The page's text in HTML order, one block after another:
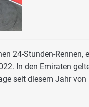
24-Stunden-
In den Emiraten
seit diesem Jahr